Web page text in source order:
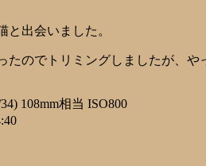
と出会いました。
たのでトリミングしましたが、や
108mm相当 ISO800